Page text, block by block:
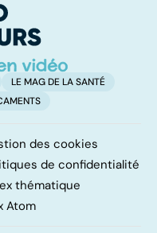
LE MAG DE LA SANTÉ
des cookies
de confidentialité
thématique
Atom